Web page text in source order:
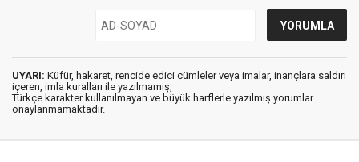
UYARI: Küfür, hakaret, rencide edici cümleler veya imalar, inançlara saldırı
içeren, imla kuralları ile yazılmamış,
Türkçe karakter kullanılmayan ve büyük harflerle yazılmış yorumlar
onaylanmamaktadır.